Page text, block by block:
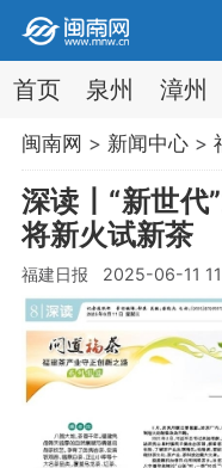
首页 泉州 漳州
闽南网 > 新闻中心>
深读丨“新世代
将新火试新茶
福建日报 2025-06-11